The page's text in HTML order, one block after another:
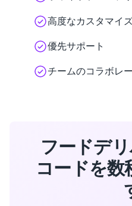
高度なカスタマイ
優先サポート
チームのコラボレ
フードデ
コードを数